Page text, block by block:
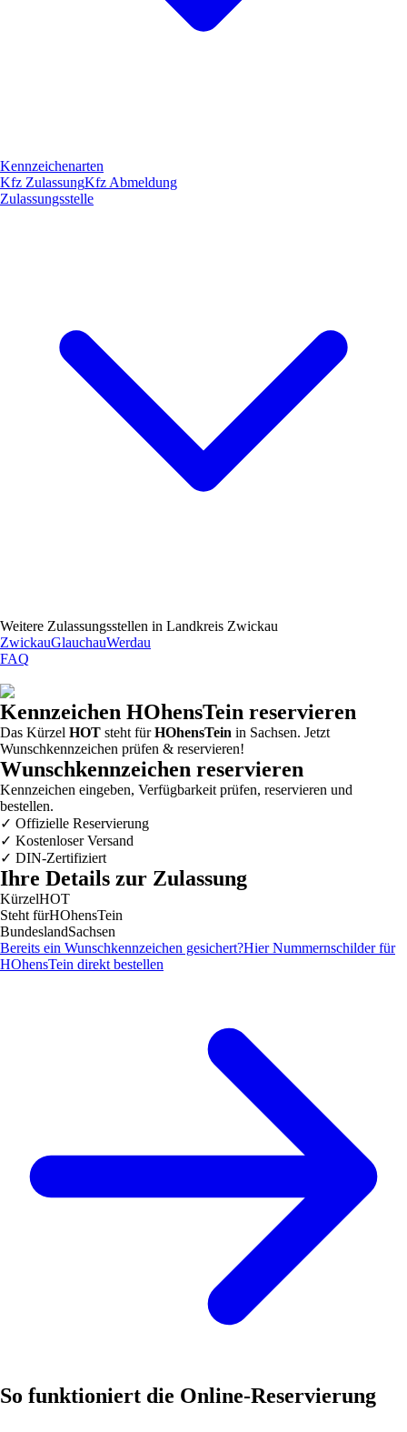
Kennzeichenarten
Kfz ZulassungKfz Abmeldung
Zulassungsstelle
Weitere Zulassungsstellen in Landkreis Zwickau
ZwickauGlauchauWerdau
FAQ
Kennzeichen HOhensTein reservieren
Das Kürzel HOT steht fürHOhensTein in Sachsen. Jetzt
Wunschkennzeichen prüfen & reservieren!
Wunschkennzeichen reservieren
Kennzeichen eingeben, Verfügbarkeit prüfen, reservieren und
bestellen.
✓ Offizielle Reservierung
✓ Kostenloser Versand
✓ DIN-Zertifiziert
Ihre Details zur Zulassung
KürzelHOT
Steht fürHOhensTein
BundeslandSachsen
Bereits ein Wunschkennzeichen gesichert?Hier Nummernschilder für
HOhensTein direkt bestellen
So funktioniert die Online-Reservierung